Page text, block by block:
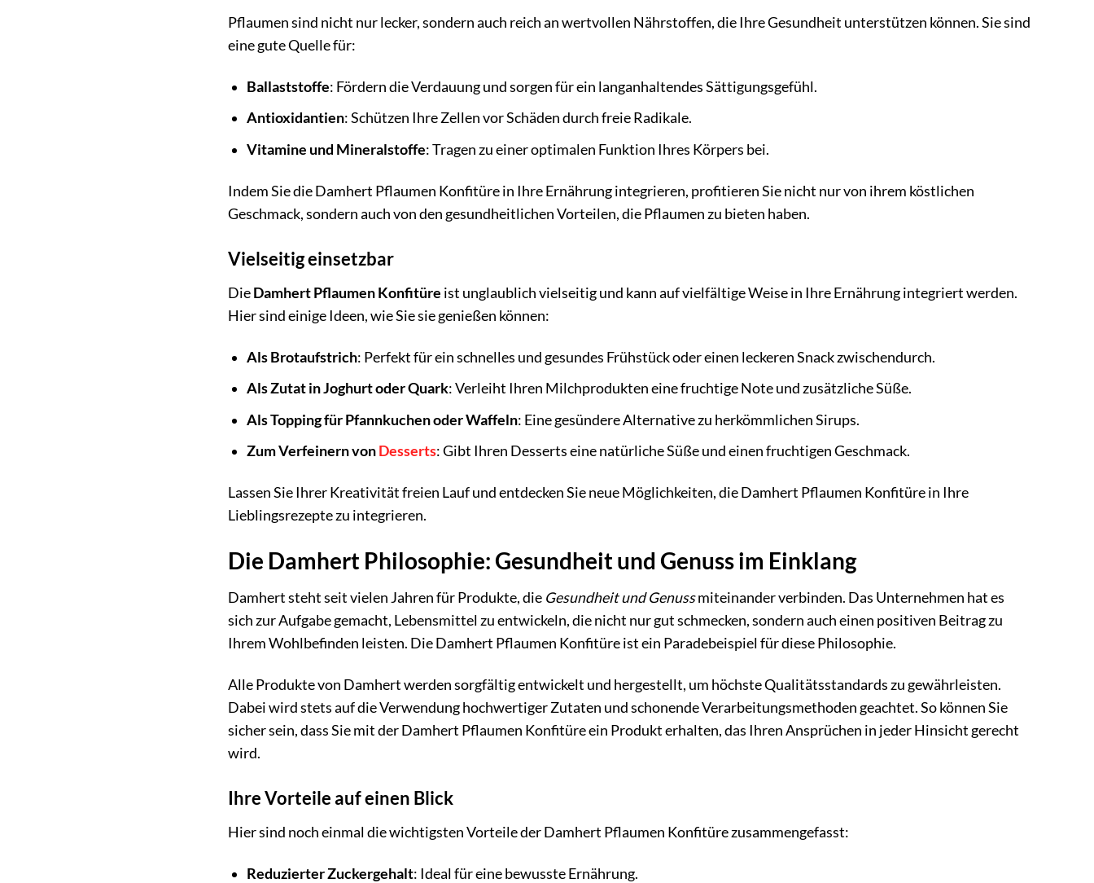
Pflaumen sind nicht nur lecker, sondern auch reich an wertvollen Nährstoffen, die Ihre Gesundheit unterstützen können. Sie sind
eine gute Quelle für:
Ballaststoffe: Fördern die Verdauung und sorgen für ein langanhaltendes Sättigungsgefühl.
Antioxidantien: Schützen Ihre Zellen vor Schäden durch freie Radikale.
Vitamine und Mineralstoffe: Tragen zu einer optimalen Funktion Ihres Körpers bei.
Indem Sie die Damhert Pflaumen Konfitüre in Ihre Ernährung integrieren, profitieren Sie nicht nur von ihrem köstlichen
Geschmack, sondern auch von den gesundheitlichen Vorteilen, die Pflaumen zu bieten haben.
Vielseitig einsetzbar
DieDamhert Pflaumen Konfitüre ist unglaublich vielseitig und kann auf vielfältige Weise in Ihre Ernährung integriert werden.
Hier sind einige Ideen, wie Sie sie genießen können:
Als Brotaufstrich: Perfekt für ein schnelles und gesundes Frühstück oder einen leckeren Snack zwischendurch.
Als Zutat in Joghurt oder Quark: Verleiht Ihren Milchprodukten eine fruchtige Note und zusätzliche Süße.
Als Topping für Pfannkuchen oder Waffeln: Eine gesündere Alternative zu herkömmlichen Sirups.
Zum Verfeinern vonDesserts: Gibt Ihren Desserts eine natürliche Süße und einen fruchtigen Geschmack.
Lassen Sie Ihrer Kreativität freien Lauf und entdecken Sie neue Möglichkeiten, die Damhert Pflaumen Konfitüre in Ihre
Lieblingsrezepte zu integrieren.
Die Damhert Philosophie: Gesundheit und Genuss im Einklang
Damhert steht seit vielen Jahren für Produkte, die Gesundheit und Genussmiteinander verbinden. Das Unternehmen hat es
sich zur Aufgabe gemacht, Lebensmittel zu entwickeln, die nicht nur gut schmecken, sondern auch einen positiven Beitrag zu
Ihrem Wohlbefinden leisten. Die Damhert Pflaumen Konfitüre ist ein Paradebeispiel für diese Philosophie.
Alle Produkte von Damhert werden sorgfältig entwickelt und hergestellt, um höchste Qualitätsstandards zu gewährleisten.
Dabei wird stets auf die Verwendung hochwertiger Zutaten und schonende Verarbeitungsmethoden geachtet. So können Sie
sicher sein, dass Sie mit der Damhert Pflaumen Konfitüre ein Produkt erhalten, das Ihren Ansprüchen in jeder Hinsicht gerecht
wird.
Ihre Vorteile auf einen Blick
Hier sind noch einmal die wichtigsten Vorteile der Damhert Pflaumen Konfitüre zusammengefasst:
Reduzierter Zuckergehalt: Ideal für eine bewusste Ernährung.